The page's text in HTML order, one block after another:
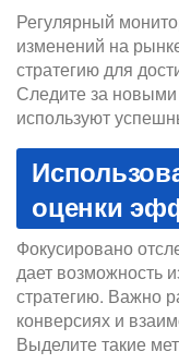
Регулярный
изменений на
стратегию для
Следите за
используют
оценки
Фокусировано
дает возможность
стратегию. Важно
конверсиях и
Выделите такие